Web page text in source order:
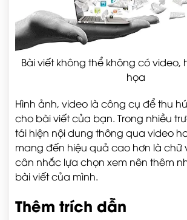
Bài viết không thể không có video,
họa
Hình ảnh, video là công cụ để thu
cho bài viết của bạn. Trong nhiều
tái hiện nội dung thông qua video
mang đến hiệu quả cao hơn là chữ
cân nhắc lựa chọn xem nên thêm
bài viết của mình.
Thêm trích dẫn